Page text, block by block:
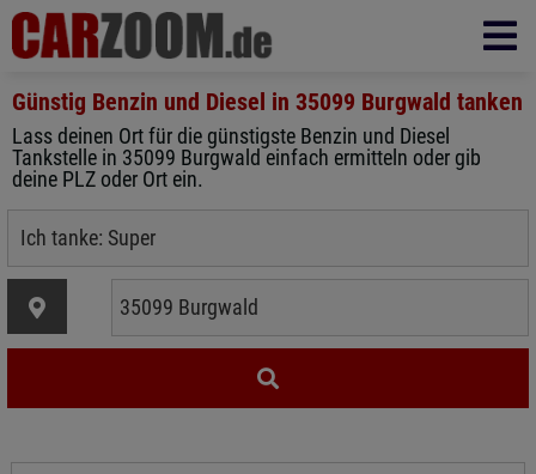
Günstig Benzin und Diesel in 35099 Burgwald tanken
Lass deinen Ort für die günstigste Benzin und Diesel
Tankstelle in 35099 Burgwald einfach ermitteln oder gib
deine PLZ oder Ort ein.